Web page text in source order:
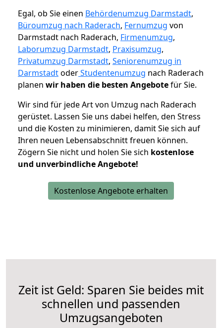
Egal, ob Sie einen Behördenumzug Darmstadt,
Büroumzug nach Raderach, Fernumzug von
Darmstadt nach Raderach, Firmenumzug,
Laborumzug Darmstadt, Praxisumzug,
Privatumzug Darmstadt, Seniorenumzug in
DarmstadtoderStudentenumzug nach Raderach
planen wir haben die besten Angebotefür Sie.
Wir sind für jede Art von Umzug nach Raderach
gerüstet. Lassen Sie uns dabei helfen, den Stress
und die Kosten zu minimieren, damit Sie sich auf
Ihren neuen Lebensabschnitt freuen können.
Zögern Sie nicht und holen Sie sich kostenlose
und unverbindliche Angebote!
Kostenlose Angebote erhalten
Zeit ist Geld: Sparen Sie beides mit
schnellen und passenden
Umzugsangeboten